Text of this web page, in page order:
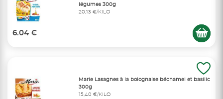
légumes 300g
20,13 €/KILO
6.04 €
Marie Lasagnes à la bolognaise béchamel et basilic
300g
15,40 €/KILO